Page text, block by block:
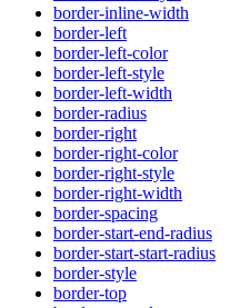
border-inline-width
border-left
border-left-color
border-left-style
border-left-width
border-radius
border-right
border-right-color
border-right-style
border-right-width
border-spacing
border-start-end-radius
border-start-start-radius
border-style
border-top